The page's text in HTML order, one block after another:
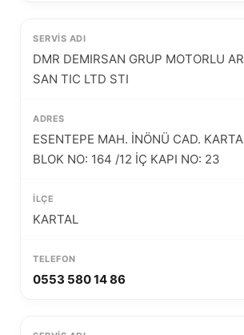
DMR DEMIRSAN GRUP MOTORLU
SAN TIC LTD STI
ESENTEPE MAH. İNÖNÜ CAD.
BLOK NO: 164 /12 İÇ KAPI NO: 23
KARTAL
0553 580 14 86